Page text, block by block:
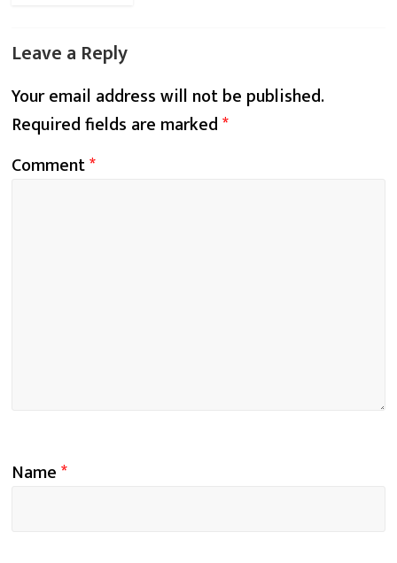
Leave a Reply
Your email address will not be published.
Required fields are marked*
Comment*
Name*